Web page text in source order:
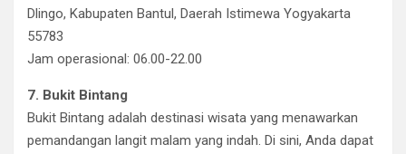
Dlingo, Kabupaten Bantul, Daerah Istimewa Yogyakarta
55783
Jam operasional: 06.00-22.00
7. Bukit Bintang
Bukit Bintang adalah destinasi wisata yang menawarkan
pemandangan langit malam yang indah. Di sini, Anda dapat